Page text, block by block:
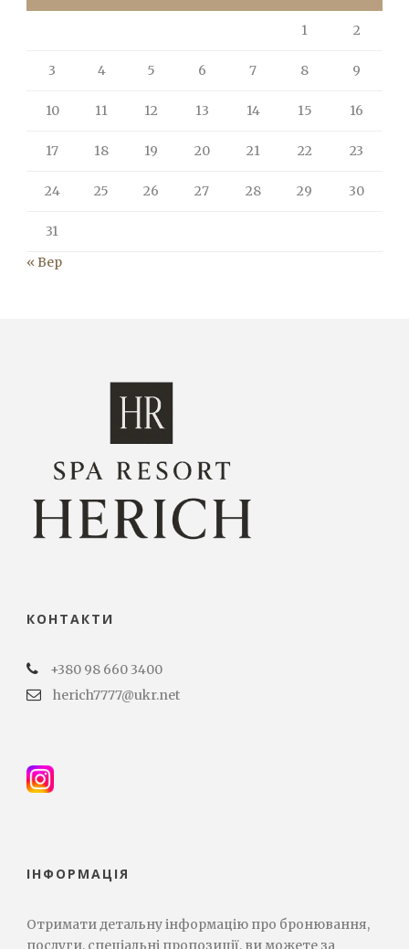
1 2
3 4 5 6 7 8 9
10 11 12 13 14 15 16
17 18 19 20 21 22 23
24 25 26 27 28 29 30
31
« Вер
КОНТАКТИ
+380 98 660 3400
herich7777@ukr.net
ІНФОРМАЦІЯ
Отримати детальну інформацію про бронювання,
послуги, спеціальні пропозиції, ви можете за